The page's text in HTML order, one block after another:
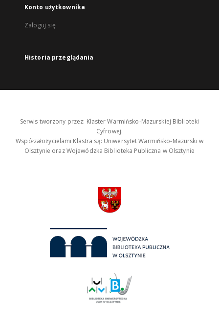
Konto użytkownika
Zaloguj się
Historia przeglądania
Serwis tworzony przez: Klaster Warmińsko-Mazurskiej Biblioteki
Cyfrowej.
Współzałożycielami Klastra są: Uniwersytet Warmińsko-Mazurski w
Olsztynie oraz Wojewódzka Biblioteka Publiczna w Olsztynie